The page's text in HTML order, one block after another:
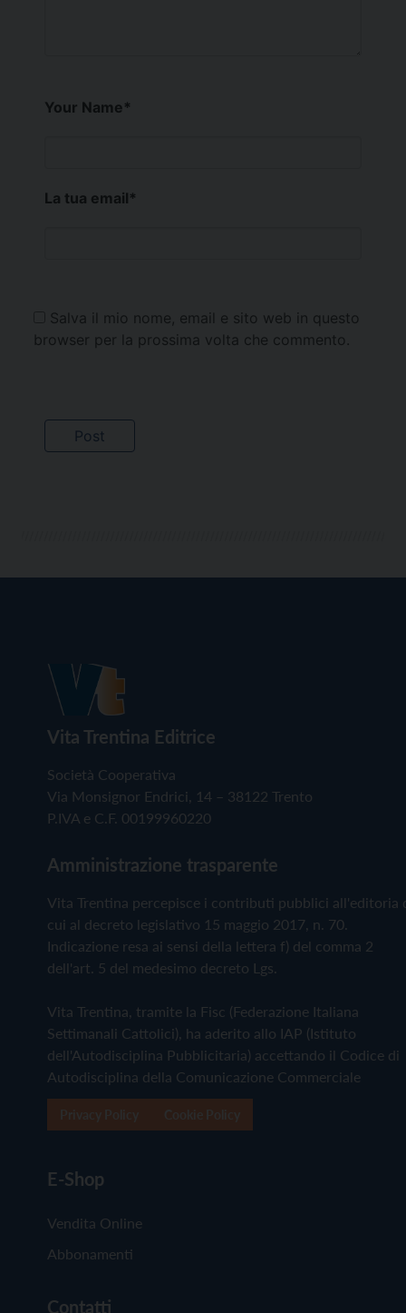
Your Name*
La tua email*
Salva il mio nome, email e sito web in questo
browser per la prossima volta che commento.
Vita Trentina Editrice
Società Cooperativa
Via Monsignor Endrici, 14 – 38122 Trento
P.IVA e C.F. 00199960220
Amministrazione trasparente
Vita Trentina percepisce i contributi pubblici all'editoria
cui al decreto legislativo 15 maggio 2017, n. 70.
Indicazione resa ai sensi della lettera f) del comma 2
dell'art. 5 del medesimo decreto Lgs.
Vita Trentina, tramite la Fisc (Federazione Italiana
Settimanali Cattolici), ha aderito allo IAP (Istituto
dell'Autodisciplina Pubblicitaria) accettando il Codice di
Autodisciplina della Comunicazione Commerciale
E-Shop
Vendita Online
Abbonamenti
Contatti